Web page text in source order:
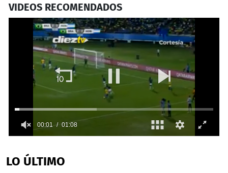
VIDEOS RECOMENDADOS
of
1
LO ÚLTIMO